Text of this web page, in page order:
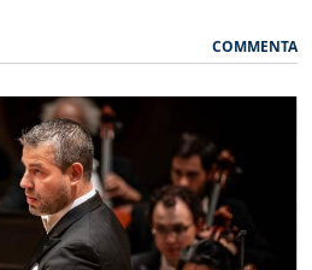
COMMENTA